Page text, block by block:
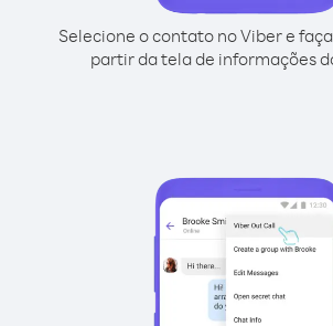
Selecione o contato no Viber e
partir da tela de informações